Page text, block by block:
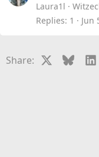
Laura1l
Replies 1 Jun
Share: